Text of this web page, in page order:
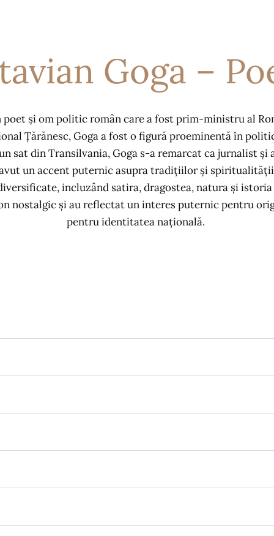
Goga –
și om politic român care a fost prim-ministru al
Țărănesc, Goga a fost o figură proeminentă în
sat din Transilvania, Goga s-a remarcat ca jurnalist și
un accent puternic asupra tradițiilor și
incluzând satira, dragostea, natura și istoria
nostalgic și au reflectat un interes puternic pentru
pentru identitatea națională.